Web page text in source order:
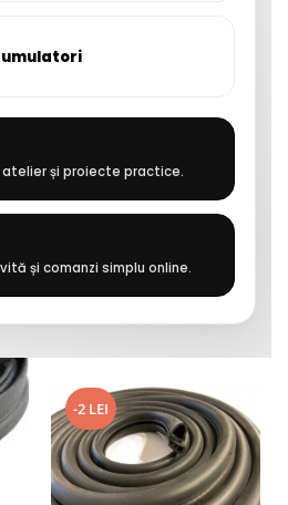
atelier și proiecte practice.
și comanzi simplu online.
-2 LEI